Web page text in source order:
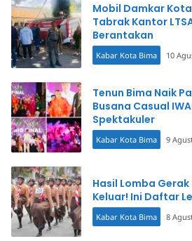
Mobil Damkar
Tabrak Kantor
Berantakan
Kabar Kota Bima 10
Tenun Bima Naik
Busana Casual
Spektakuler
Kabar Kota Bima 9
Hasil Lomba
Keluar! Ini Daftar
Kabar Kota Bima 8